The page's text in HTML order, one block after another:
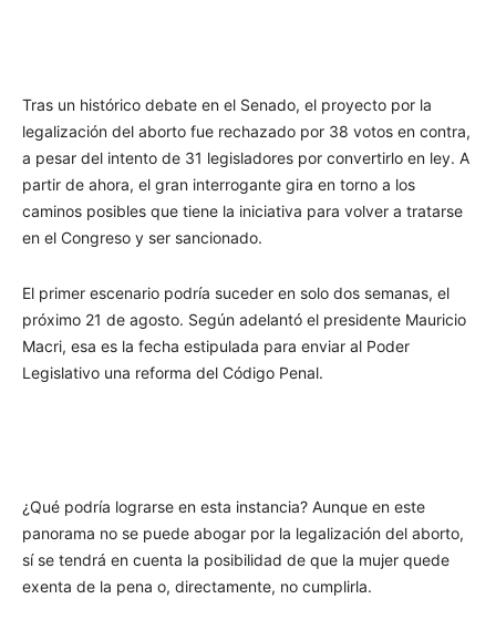
Tras un histórico debate en el Senado, el proyecto por la
legalización del aborto fue rechazado por 38 votos en contra,
a pesar del intento de 31 legisladores por convertirlo en ley. A
partir de ahora, el gran interrogante gira en torno a los
caminos posibles que tiene la iniciativa para volver a tratarse
en el Congreso y ser sancionado.
El primer escenario podría suceder en solo dos semanas, el
próximo 21 de agosto. Según adelantó el presidente Mauricio
Macri, esa es la fecha estipulada para enviar al Poder
Legislativo una reforma del Código Penal.
¿Qué podría lograrse en esta instancia? Aunque en este
panorama no se puede abogar por la legalización del aborto,
sí se tendrá en cuenta la posibilidad de que la mujer quede
exenta de la pena o, directamente, no cumplirla.